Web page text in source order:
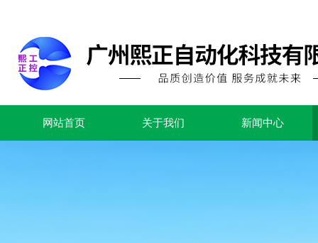
网站首页 关于我们 新闻中心